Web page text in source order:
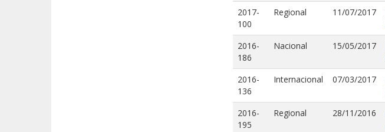
2017-
100
Regional 11/07/2017
2016-
186
Nacional 15/05/2017
2016-
136
Internacional 07/03/2017
2016-
195
Regional 28/11/2016